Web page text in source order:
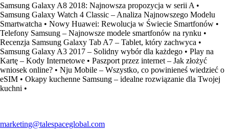
Samsung Galaxy A8 2018: Najnowsza propozycja w serii A •
Samsung Galaxy Watch 4 Classic – Analiza Najnowszego Modelu
Smartwatcha • Nowy Huawei: Rewolucja w Świecie Smartfonów •
Telefony Samsung – Najnowsze modele smartfonów na rynku •
Recenzja Samsung Galaxy Tab A7 – Tablet, który zachwyca •
Samsung Galaxy A3 2017 – Solidny wybór dla każdego • Play na
Kartę – Kody Internetowe • Paszport przez internet – Jak złożyć
wniosek online? • Nju Mobile – Wszystko, co powinieneś wiedzieć o
eSIM • Okapy kuchenne Samsung – idealne rozwiązanie dla Twojej
kuchni •
marketing@talespaceglobal.com